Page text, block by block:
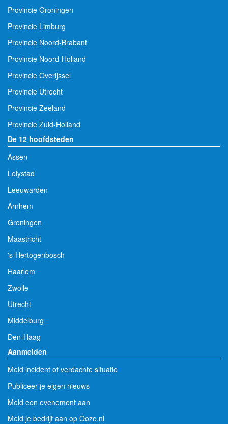
Provincie Groningen
Provincie Limburg
Provincie Noord-Brabant
Provincie Noord-Holland
Provincie Overijssel
Provincie Utrecht
Provincie Zeeland
Provincie Zuid-Holland
De 12 hoofdsteden
Assen
Lelystad
Leeuwarden
Arnhem
Groningen
Maastricht
's-Hertogenbosch
Haarlem
Zwolle
Utrecht
Middelburg
Den-Haag
Aanmelden
Meld incident of verdachte situatie
Publiceer je eigen nieuws
Meld een evenement aan
Meld je bedrijf aan op Oozo.nl